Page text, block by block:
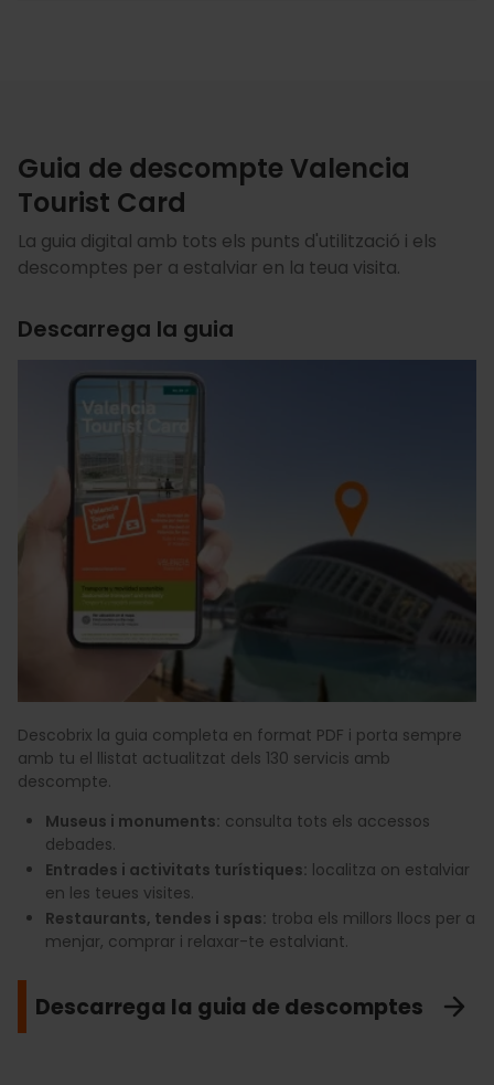
Guia de descompte Valencia
Tourist Card
La guia digital amb tots els punts d'utilització i els
descomptes per a estalviar en la teua visita.
Descarrega la guia
Descobrix la guia completa en format PDF i porta sempre
amb tu el llistat actualitzat dels 130 servicis amb
descompte.
Museus i monuments: consulta tots els accessos
debades.
Entrades i activitats turístiques: localitza on estalviar
en les teues visites.
Restaurants, tendes i spas: troba els millors llocs per a
menjar, comprar i relaxar-te estalviant.
Descarrega la guia de descomptes